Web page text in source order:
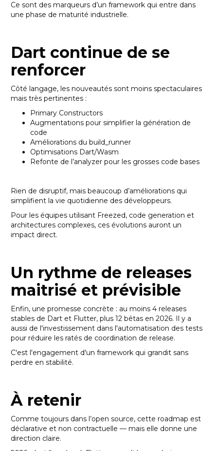
Ce sont des marqueurs d’un framework qui entre dans
une phase de maturité industrielle.
Dart continue de se
renforcer
Côté langage, les nouveautés sont moins spectaculaires
mais très pertinentes :
Primary Constructors
Augmentations pour simplifier la génération de
code
Améliorations du build_runner
Optimisations Dart/Wasm
Refonte de l’analyzer pour les grosses code bases
Rien de disruptif, mais beaucoup d’améliorations qui
simplifient la vie quotidienne des développeurs.
Pour les équipes utilisant Freezed, code generation et
architectures complexes, ces évolutions auront un
impact direct.
Un rythme de releases
maitrisé et prévisible
Enfin, une promesse concrète : au moins 4 releases
stables de Dart et Flutter, plus 12 bêtas en 2026. Il y a
aussi de l'investissement dans l'automatisation des tests
pour réduire les ratés de coordination de release.
C'est l'engagement d'un framework qui grandit sans
perdre en stabilité.
À retenir
Comme toujours dans l’open source, cette roadmap est
déclarative et non contractuelle — mais elle donne une
direction claire.